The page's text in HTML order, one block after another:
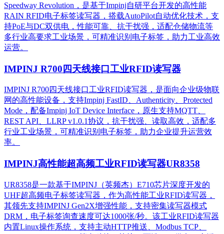
Speedway Revolution，是基于Impinj自研平台开发的高性能
RAIN RFID电子标签读写器，搭载AutoPilot自动优化技术，支
持PoE与DC双供电，性能可靠、抗干扰强，适配仓储物流等
多行业高要求工业场景，可精准识别电子标签，助力工业高效
运营。​
IMPINJ R700四天线接口工业RFID读写器
IMPINJ R700四天线接口工业RFID读写器，是面向企业级物联
网的高性能设备，支持Impinj FastID、Authenticity、Protected
Mode，配备Impinj IoT Device Interface，原生支持MQTT、
REST API、LLRP v1.0.1协议，抗干扰强、读取高效，适配多
行业工业场景，可精准识别电子标签，助力企业提升运营效
率。
IMPINJ高性能超高频工业RFID读写器UR8358
UR8358是一款基于IMPINJ（英频杰）E710芯片深度开发的
UHF超高频电子标签读写器，作为高性能工业RFID读写器，
其领先支持IMPINJ Gen2X增强性能，支持密集读写器模式
DRM，电子标签询查速度可达1000张/秒。该工业RFID读写器
内置Linux操作系统，支持主动HTTP推送、Modbus TCP、